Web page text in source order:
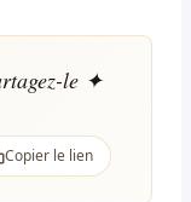
le ✦
Copier le lien